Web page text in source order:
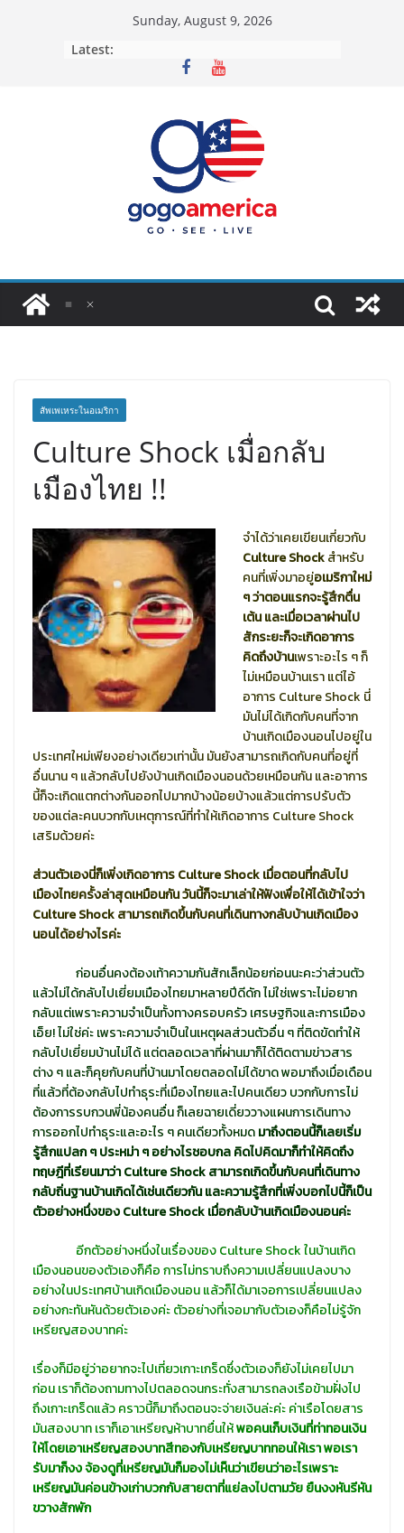
Sunday, August 9, 2026
Latest:
สัพเพเหระในอเมริกา
Culture Shock เมื่อกลับ
เมืองไทย !!
จำได้ว่าเคยเขียนเกี่ยวกับ
Culture Shockสำหรับ
คนที่เพิ่งมาอยู่อเมริกาใหม่
ๆ ว่าตอนแรกจะรู้สึกตื่น
เต้น และเมื่อเวลาผ่านไป
สักระยะก็จะเกิดอาการ
คิดถึงบ้านเพราะอะไร ๆ ก็
ไม่เหมือนบ้านเรา แต่ไอ้
อาการ Culture Shock นี่
มันไม่ได้เกิดกับคนที่จาก
บ้านเกิดเมืองนอนไปอยู่ใน
ประเทศใหม่เพียงอย่างเดียวเท่านั้น มันยังสามารถเกิดกับคนที่อยู่ที่
อื่นนาน ๆ แล้วกลับไปยังบ้านเกิดเมืองนอนด้วยเหมือนกัน และอาการ
นี้ก็จะเกิดแตกต่างกันออกไปมากบ้างน้อยบ้างแล้วแต่การปรับตัว
ของแต่ละคนบวกกับเหตุการณ์ที่ทำให้เกิดอาการ Culture Shock
เสริมด้วยค่ะ
ส่วนตัวเองนี่ก็เพิ่งเกิดอาการ Culture Shock เมื่อตอนที่กลับไป
เมืองไทยครั้งล่าสุดเหมือนกัน วันนี้ก็จะมาเล่าให้ฟังเพื่อให้ได้เข้าใจว่า
Culture Shock สามารถเกิดขึ้นกับคนที่เดินทางกลับบ้านเกิดเมือง
นอนได้อย่างไรค่ะ
ก่อนอื่นคงต้องเท้าความกันสักเล็กน้อยก่อนนะคะว่าส่วนตัว
แล้วไม่ได้กลับไปเยี่ยมเมืองไทยมาหลายปีดีดัก ไม่ใช่เพราะไม่อยาก
กลับแต่เพราะความจำเป็นทั้งทางครอบครัว เศรษฐกิจและการเมือง
เอ็ย! ไม่ใช่ค่ะ เพราะความจำเป็นในเหตุผลส่วนตัวอื่น ๆ ที่ติดขัดทำให้
กลับไปเยี่ยมบ้านไม่ได้ แต่ตลอดเวลาที่ผ่านมาก็ได้ติดตามข่าวสาร
ต่าง ๆ และก็คุยกับคนที่บ้านมาโดยตลอดไม่ได้ขาด พอมาถึงเมื่อเดือน
ที่แล้วที่ต้องกลับไปทำธุระที่เมืองไทยและไปคนเดียว บวกกับการไม่
ต้องการรบกวนพี่น้องคนอื่น ก็เลยฉายเดี่ยววางแผนการเดินทาง
การออกไปทำธุระและอะไร ๆ คนเดียวทั้งหมดมาถึงตอนนี้ก็เลยเริ่ม
รู้สึกแปลก ๆ ประหม่า ๆ อย่างไรชอบกล คิดไปคิดมาก็ทำให้คิดถึง
ทฤษฎีที่เรียนมาว่า Culture Shock สามารถเกิดขึ้นกับคนที่เดินทาง
กลับถิ่นฐานบ้านเกิดได้เช่นเดียวกัน และความรู้สึกที่เพิ่งบอกไปนี้ก็เป็น
ตัวอย่างหนึ่งของ Culture Shock เมื่อกลับบ้านเกิดเมืองนอนค่ะ
อีกตัวอย่างหนึ่งในเรื่องของ Culture Shock ในบ้านเกิด
เมืองนอนของตัวเองก็คือ การไม่ทราบถึงความเปลี่ยนแปลงบาง
อย่างในประเทศบ้านเกิดเมืองนอน แล้วก็ได้มาเจอการเปลี่ยนแปลง
อย่างกะทันหันด้วยตัวเองค่ะ ตัวอย่างที่เจอมากับตัวเองก็คือไม่รู้จัก
เหรียญสองบาทค่ะ
เรื่องก็มีอยู่ว่าอยากจะไปเที่ยวเกาะเกร็ดซึ่งตัวเองก็ยังไม่เคยไปมา
ก่อน เราก็ต้องถามทางไปตลอดจนกระทั่งสามารถลงเรือข้ามฝั่งไป
ถึงเกาะเกร็ดแล้ว คราวนี้ก็มาถึงตอนจะจ่ายเงินล่ะค่ะ ค่าเรือโดยสาร
มันสองบาท เราก็เอาเหรียญห้าบาทยื่นให้พอคนเก็บเงินที่ท่าทอนเงิน
ให้โดยเอาเหรียญสองบาทสีทองกับเหรียญบาททอนให้เรา พอเรา
รับมาก็งง จ้องดูที่เหรียญมันก็มองไม่เห็นว่าเขียนว่าอะไรเพราะ
เหรียญมันค่อนข้างเก่าบวกกับสายตาที่แย่ลงไปตามวัย ยืนงงหันรีหัน
ขวางสักพัก